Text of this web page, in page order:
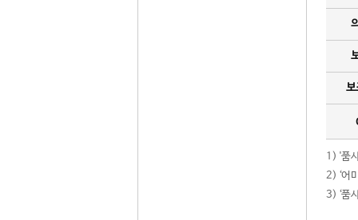
보
1) '품
2) ‘어
3) ‘품